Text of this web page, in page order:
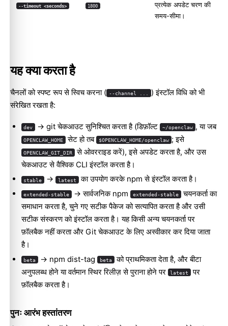
--timeout <seconds> 1800
प्रत्येक अपडेट चरण की
समय-सीमा।
यह क्या करता है
चैनलों को स्पष्ट रूप से स्विच करना ( --channel ...
) इंस्टॉल विधि को भी
संरेखित रखता है:
dev -> git चेकआउट सुनिश्चित करता है (डिफ़ॉल्ट ~/openclaw , या जब
OPENCLAW_HOME सेट हो तब $OPENCLAW_HOME/openclaw ; इसे
OPENCLAW_GIT_DIR
से ओवरराइड करें), इसे अपडेट करता है, और उस
चेकआउट से वैश्विक CLI इंस्टॉल करता है।
stable -> latest का उपयोग करके npm से इंस्टॉल करता है।
extended-stable -> सार्वजनिक npm extended-stable चयनकर्ता का
समाधान करता है, चुने गए सटीक पैकेज को सत्यापित करता है और उसी
सटीक संस्करण को इंस्टॉल करता है। यह किसी अन्य चयनकर्ता पर
फ़ॉलबैक नहीं करता और Git चेकआउट के लिए अस्वीकार कर दिया जाता
है।
beta -> npm dist-tag beta को प्राथमिकता देता है, और बीटा
अनुपलब्ध होने या वर्तमान स्थिर रिलीज़ से पुराना होने पर
latest
पर
फ़ॉलबैक करता है।
पुनः आरंभ हस्तांतरण